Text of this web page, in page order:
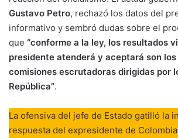
Gustavo Petro, rechazó los datos del
informativo y sembró dudas sobre el
que “conforme a la ley, los resultados
presidente atenderá y aceptará son los
comisiones escrutadoras dirigidas por
República”.
La ofensiva del jefe de Estado gatilló la
respuesta del expresidente de